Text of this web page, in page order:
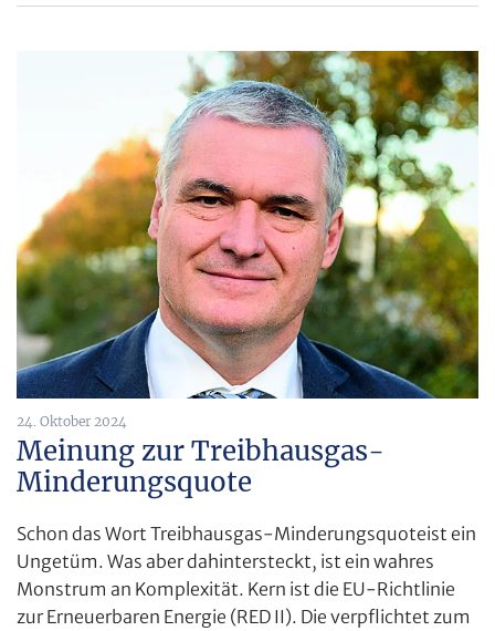
24. Oktober 2024
Meinung zur Treibhausgas-
Minderungsquote
Schon das Wort Treibhausgas-Minderungsquoteist ein
Ungetüm. Was aber dahintersteckt, ist ein wahres
Monstrum an Komplexität. Kern ist die EU-Richtlinie
zur Erneuerbaren Energie (RED II). Die verpflichtet zum